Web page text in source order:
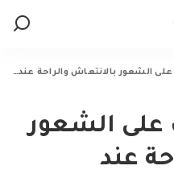
بالانتعاش والراحة عند الاستيقاظ من النوم
الشعور
عند